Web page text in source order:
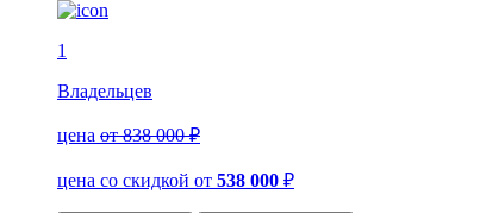
1
Владельцев
цена от 838 000 ₽
цена со скидкой от 538 000 ₽